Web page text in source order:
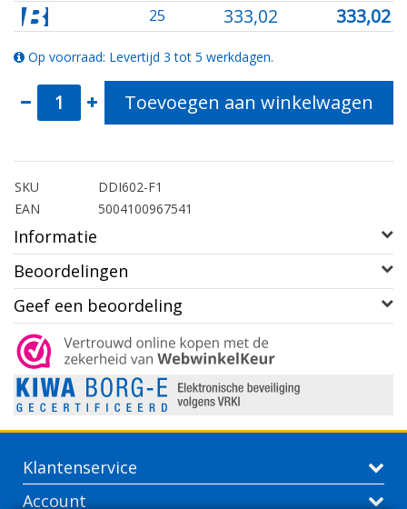
25 333,02 333,02
Op voorraad: Levertijd 3 tot 5 werkdagen.
Toevoegen aan winkelwagen
SKU
DDI602-F1
EAN
5004100967541
Informatie
Beoordelingen
Geef een beoordeling
Klantenservice
Account